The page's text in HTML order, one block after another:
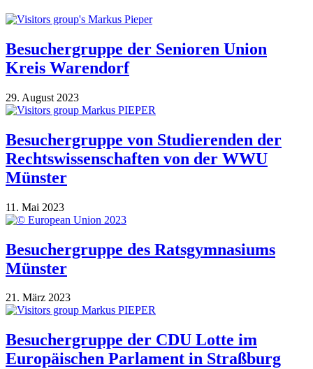
Besuchergruppe der Senioren Union
Kreis Warendorf
29. August 2023
Besuchergruppe von Studierenden der
Rechtswissenschaften von der WWU
Münster
11. Mai 2023
Besuchergruppe des Ratsgymnasiums
Münster
21. März 2023
Besuchergruppe der CDU Lotte im
Europäischen Parlament in Straßburg